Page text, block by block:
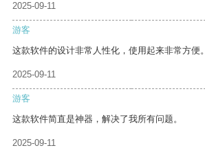
2025-09-11
游客
这款软件的设计非常人性化，使用起来非常方便。
2025-09-11
游客
这款软件简直是神器，解决了我所有问题。
2025-09-11